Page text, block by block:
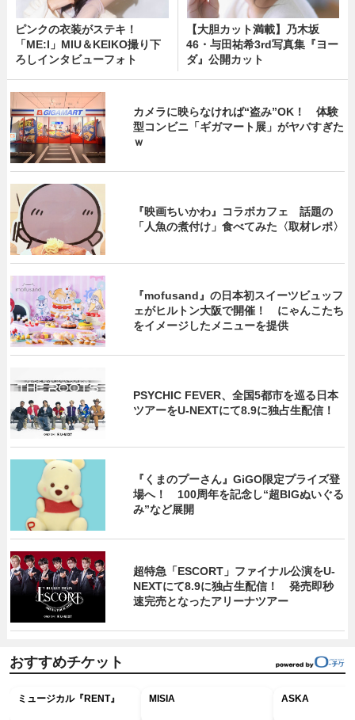
ピンクの衣装がステキ！
「ME:I」MIU＆KEIKO撮り下
ろしインタビューフォト
【大胆カット満載】乃木坂
46・与田祐希3rd写真集『ヨー
ダ』公開カット
カメラに映らなければ“盗み”OK！ 体験
型コンビニ「ギガマート展」がヤバすぎた
ｗ
『映画ちいかわ』コラボカフェ 話題の
「人魚の煮付け」食べてみた〈取材レポ〉
『mofusand』の日本初スイーツビュッフ
ェがヒルトン大阪で開催！ にゃんこたち
をイメージしたメニューを提供
PSYCHIC FEVER、全国5都市を巡る日本
ツアーをU‐NEXTにて8.9に独占生配信！
『くまのプーさん』GiGO限定プライズ登
場へ！ 100周年を記念し“超BIGぬいぐる
み”など展開
超特急「ESCORT」ファイナル公演をU-
NEXTにて8.9に独占生配信！ 発売即秒
速完売となったアリーナツアー
おすすめチケット
ミュージカル『RENT』 MISIA ASKA